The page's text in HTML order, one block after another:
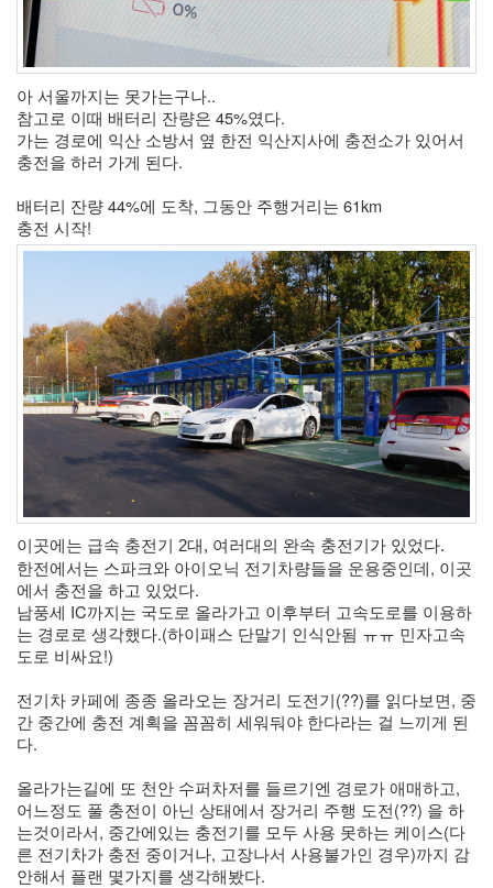
아 서울까지는 못가는구나..
참고로 이때 배터리 잔량은 45%였다.
가는 경로에 익산 소방서 옆 한전 익산지사에 충전소가 있어서
충전을 하러 가게 된다.
배터리 잔량 44%에 도착, 그동안 주행거리는 61km
충전 시작!
이곳에는 급속 충전기 2대, 여러대의 완속 충전기가 있었다.
한전에서는 스파크와 아이오닉 전기차량들을 운용중인데, 이곳
에서 충전을 하고 있었다.
남풍세 IC까지는 국도로 올라가고 이후부터 고속도로를 이용하
는 경로로 생각했다.(하이패스 단말기 인식안됨 ㅠㅠ 민자고속
도로 비싸요!)
전기차 카페에 종종 올라오는 장거리 도전기(??)를 읽다보면, 중
간 중간에 충전 계획을 꼼꼼히 세워둬야 한다라는 걸 느끼게 된
다.
올라가는길에 또 천안 수퍼차저를 들르기엔 경로가 애매하고,
어느정도 풀 충전이 아닌 상태에서 장거리 주행 도전(??) 을 하
는것이라서, 중간에있는 충전기를 모두 사용 못하는 케이스(다
른 전기차가 충전 중이거나, 고장나서 사용불가인 경우)까지 감
안해서 플랜 몇가지를 생각해봤다.